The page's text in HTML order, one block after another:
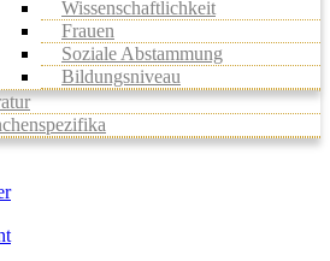
Wissenschaftlichkeit
Frauen
Soziale Abstammung
Bildungsniveau